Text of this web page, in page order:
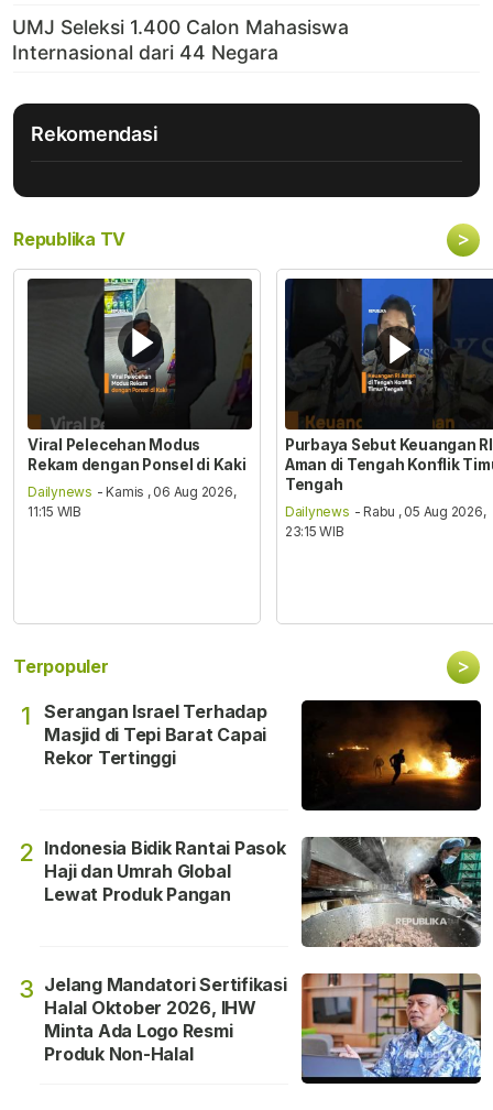
Rekomendasi
Republika TV >
Viral Pelecehan Modus
Rekam dengan Ponsel di Kaki
Dailynews - Kamis , 06 Aug 2026,
11:15 WIB
Purbaya Sebut Keuangan RI
Aman di Tengah Konflik
Tengah
Dailynews - Rabu , 05 Aug 2026,
23:15 WIB
Terpopuler >
1
Serangan Israel Terhadap
Masjid di Tepi Barat Capai
Rekor Tertinggi
2 Indonesia Bidik Rantai Pasok
Haji dan Umrah Global
Lewat Produk Pangan
3 Jelang Mandatori Sertifikasi
Halal Oktober 2026, IHW
Minta Ada Logo Resmi
Produk Non-Halal